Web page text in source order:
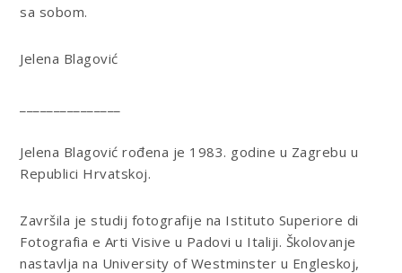
sa sobom.
Jelena Blagović
Jelena Blagović rođena je 1983. godine u Zagrebu u
Republici Hrvatskoj.
Završila je studij fotografije na Istituto Superiore di
Fotografia e Arti Visive u Padovi u Italiji. Školovanje
nastavlja na University of Westminster u Engleskoj,